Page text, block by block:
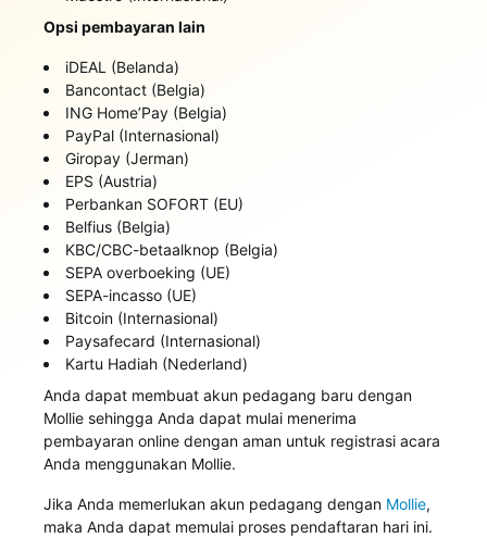
Opsi pembayaran lain
iDEAL (Belanda)
Bancontact (Belgia)
ING Home’Pay (Belgia)
PayPal (Internasional)
Giropay (Jerman)
EPS (Austria)
Perbankan SOFORT (EU)
Belfius (Belgia)
KBC/CBC-betaalknop (Belgia)
SEPA overboeking (UE)
SEPA-incasso (UE)
Bitcoin (Internasional)
Paysafecard (Internasional)
Kartu Hadiah (Nederland)
Anda dapat membuat akun pedagang baru dengan
Mollie sehingga Anda dapat mulai menerima
pembayaran online dengan aman untuk registrasi acara
Anda menggunakan Mollie.
Jika Anda memerlukan akun pedagang dengan Mollie,
maka Anda dapat memulai proses pendaftaran hari ini.